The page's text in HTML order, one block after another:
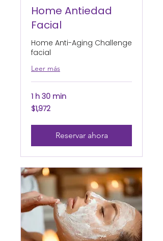
Home Antiedad
Facial
Home Anti-Aging Challenge
facial
Leer más
1 h 30 min
1,972
pesos
$1,972
Reservar ahora